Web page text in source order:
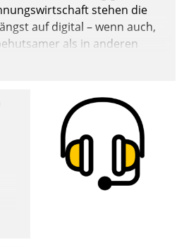
stehen die
auf digital – wenn auch,
als in anderen